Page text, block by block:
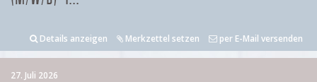
Details anzeigen Merkzettel setzen per E-Mail versenden
27. Juli 2026